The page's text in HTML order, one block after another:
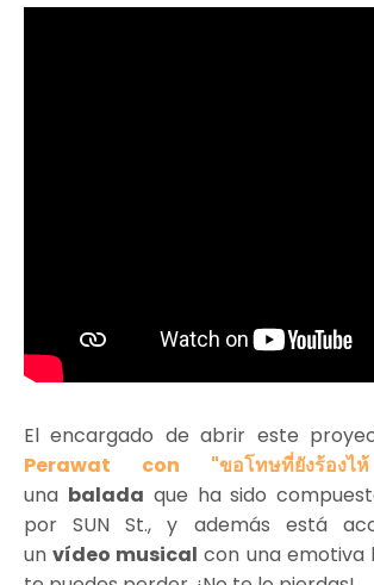
El encargado de abrir este
Perawat con "ขอโทษที่ยังร้อ
una balada que ha sido
por SUN St., y además está
unvídeo musical con una emotiva